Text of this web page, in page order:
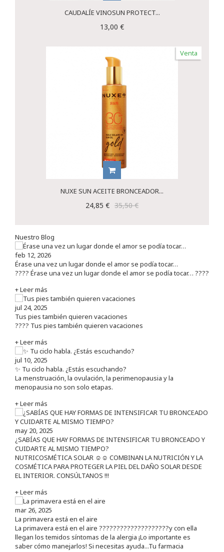
CAUDALÍE VINOSUN PROTECT...
13,00 €
Venta
NUXE SUN ACEITE BRONCEADOR...
24,85 € 35,50 €
Nuestro Blog
feb 12, 2026
Érase una vez un lugar donde el amor se podía tocar…
???? Érase una vez un lugar donde el amor se podía tocar… ????
+ Leer más
jul 24, 2025
Tus pies también quieren vacaciones
???? Tus pies también quieren vacaciones
+ Leer más
jul 10, 2025
✨ Tu ciclo habla. ¿Estás escuchando?
La menstruación, la ovulación, la perimenopausia y la
menopausia no son solo etapas.
+ Leer más
may 20, 2025
¿SABÍAS QUE HAY FORMAS DE INTENSIFICAR TU BRONCEADO Y
CUIDARTE AL MISMO TIEMPO?
NUTRICOSMÉTICA SOLAR ☺️☺️ COMBINAN LA NUTRICIÓN Y LA
COSMÉTICA PARA PROTEGER LA PIEL DEL DAÑO SOLAR DESDE
EL INTERIOR. CONSÚLTANOS !!!
+ Leer más
mar 26, 2025
La primavera está en el aire
La primavera está en el aire ????????????????????y con ella
llegan los temidos síntomas de la alergia ¡Lo importante es
saber cómo manejarlos! Si necesitas ayuda...Tu farmacia